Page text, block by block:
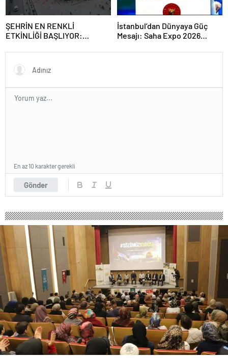
ŞEHRİN EN RENKLİ
ETKİNLİĞİ BAŞLIYOR:
FESTİVALİ” HEYECANI
GAZİOSMANPAŞA’DA
YAŞANACAK
İstanbul’dan Dünyaya Güç
Mesajı: Saha Expo 2026
Gönder
En az 10 karakter gerekli